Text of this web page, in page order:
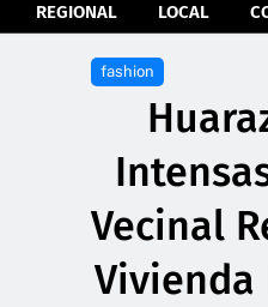
REGIONAL LOCAL
fashion
Vecinal